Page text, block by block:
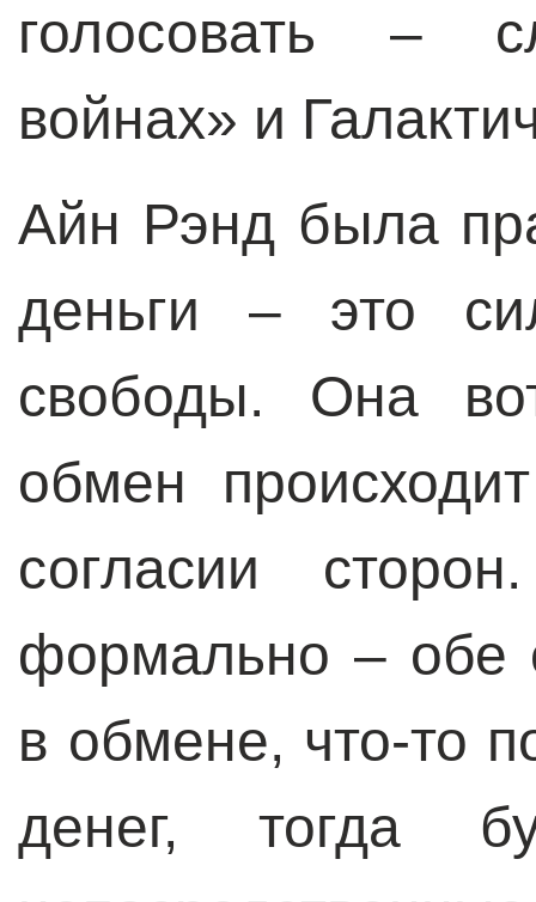
голосовать –
войнах» и
Айн Рэнд была
деньги – это
свободы. Она
обмен
согласии
формально – обе
в обмене, что-то
денег, тогда